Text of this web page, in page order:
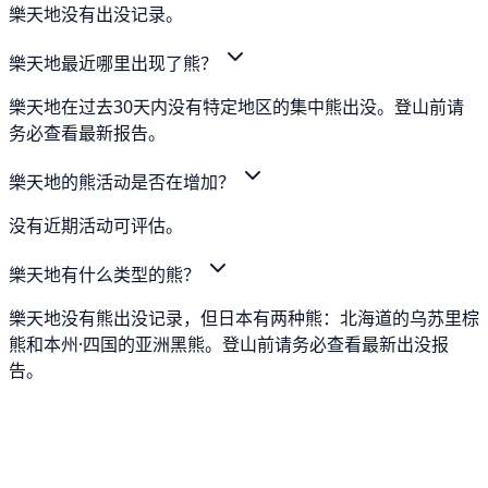
樂天地没有出没记录。
樂天地最近哪里出现了熊？
樂天地在过去30天内没有特定地区的集中熊出没。登山前请
务必查看最新报告。
樂天地的熊活动是否在增加？
没有近期活动可评估。
樂天地有什么类型的熊？
樂天地没有熊出没记录，但日本有两种熊：北海道的乌苏里棕
熊和本州·四国的亚洲黑熊。登山前请务必查看最新出没报
告。